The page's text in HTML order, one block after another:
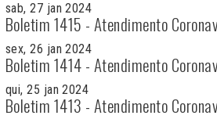
sab, 27 jan 2024
Boletim 1415 - Atendimento
sex, 26 jan 2024
Boletim 1414 - Atendimento
qui, 25 jan 2024
Boletim 1413 - Atendimento